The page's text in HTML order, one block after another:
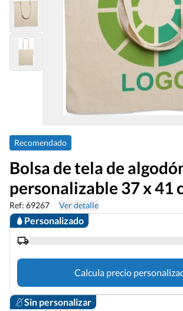
Recomendado
Bolsa de tela de
personalizable 37 x 41
Ref: 69267 Ver detalle
Personalizado
Calcula precio
Sin personalizar